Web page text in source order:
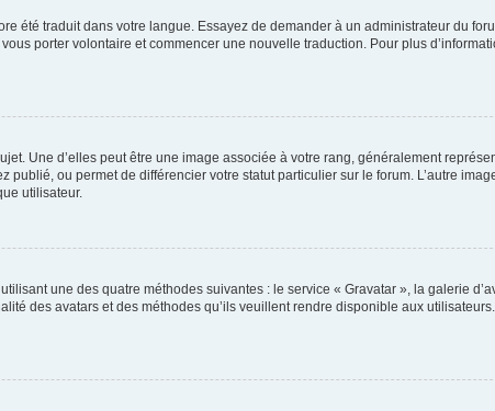
été traduit dans votre langue. Essayez de demander à un administrateur du
porter volontaire et commencer une nouvelle traduction. Pour plus
Une d’elles peut être une image associée à votre rang, généralement
ou permet de différencier votre statut particulier sur le forum. L’autre
utilisateur.
une des quatre méthodes suivantes : le service « Gravatar », la galerie
des avatars et des méthodes qu’ils veuillent rendre disponible aux